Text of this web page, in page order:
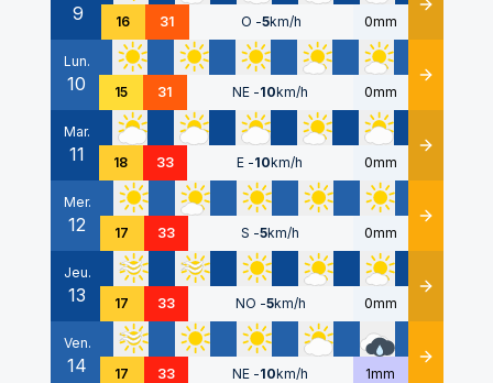
9 16 31 O -5km/h 0mm Détails
Lun.
10 15 31 NE -10km/h 0mm Détails
Mar.
11 18 33 E -10km/h 0mm Détails
Mer.
12 17 33 S -5km/h 0mm Détails
Jeu.
13 17 33 NO -5km/h 0mm Détails
Ven.
14 17 33 NE -10km/h 1mm Détails